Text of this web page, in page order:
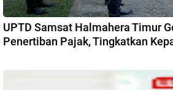
UPTD Samsat Halmahera Timur
Penertiban Pajak, Tingkatkan